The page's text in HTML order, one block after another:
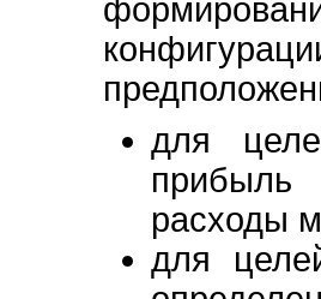
для
расходы
для